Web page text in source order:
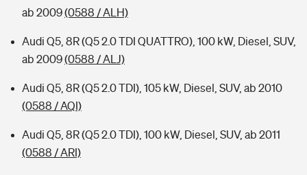
ab 2009(0588 / ALH)
Audi Q5, 8R (Q5 2.0 TDI QUATTRO), 100 kW, Diesel, SUV,
ab 2009(0588 / ALJ)
Audi Q5, 8R (Q5 2.0 TDI), 105 kW, Diesel, SUV, ab 2010
(0588 / AQI)
Audi Q5, 8R (Q5 2.0 TDI), 100 kW, Diesel, SUV, ab 2011
(0588 / ARI)